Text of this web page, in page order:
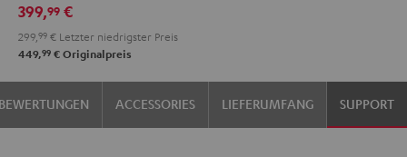
399,99 €
299, 99 € Letzter niedrigster Preis
449,99 € Originalpreis
ACCESSORIES LIEFERUMFANG SUPPORT